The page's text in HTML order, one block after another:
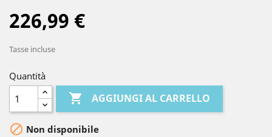
226,99 €
Tasse incluse
Quantità
 AGGIUNGI AL CARRELLO
 Non disponibile